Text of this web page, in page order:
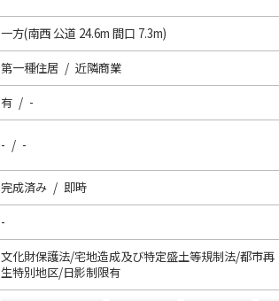
一方(南西 公道 24.6m 間口 7.3m)
第一種住居 / 近隣商業
有 / -
- / -
完成済み / 即時
-
文化財保護法/宅地造成及び特定盛土等規制法/都市再
生特別地区/日影制限有